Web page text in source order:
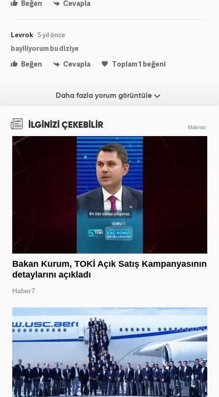
Beğen Cevapla
Levrok 5 yıl önce
bayiliyorum bu diziye
Beğen
Cevapla Toplam1 beğeni
Daha fazla yorum görüntüle
İLGİNİZİ ÇEKEBİLİR Makroo
Bakan Kurum, TOKİ Açık Satış Kampanyasının
detaylarını açıkladı
Haber7